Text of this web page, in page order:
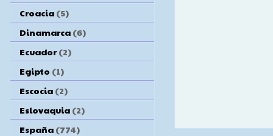
Croacia (5)
Dinamarca (6)
Ecuador (2)
Egipto (1)
Escocia (2)
Eslovaquia (2)
España (774)